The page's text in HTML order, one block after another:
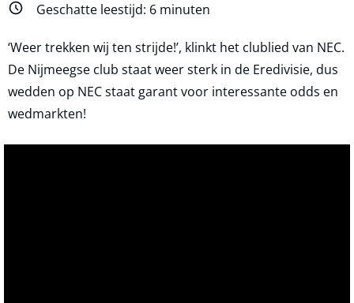
Geschatte leestijd: 6 minuten
‘Weer trekken wij ten strijde!’, klinkt het clublied van NEC.
De Nijmeegse club staat weer sterk in de Eredivisie, dus
wedden op NEC staat garant voor interessante odds en
wedmarkten!